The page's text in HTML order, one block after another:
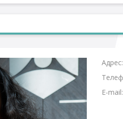
Адрес:
E-mail: